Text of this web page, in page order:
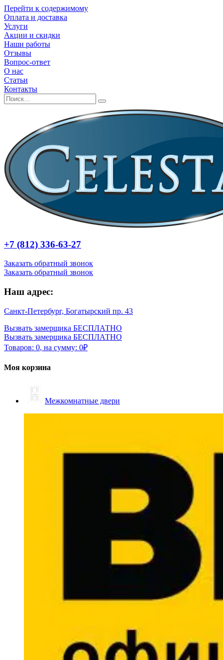
Перейти к содержимому
Оплата и доставка
Услуги
Акции и скидки
Наши работы
Отзывы
Вопрос-ответ
О нас
Статьи
Контакты
+7 (812) 336-63-27
Заказать обратный звонок
Заказать обратный звонок
Наш адрес:
Санкт-Петербург, Богатырский пр. 43
Вызвать замерщика БЕСПЛАТНО
Вызвать замерщика БЕСПЛАТНО
Товаров: 0, на сумму: 0₽
Моя корзина
Межкомнатные двери